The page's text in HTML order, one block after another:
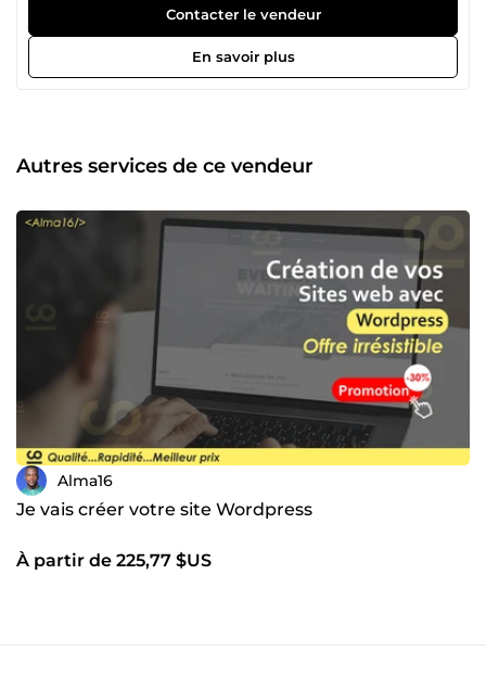
résultat de qualité qui répondra à vos attentes et à celles
de vos clients. N'hésitez pas à me contacter pour discuter
Contacter le vendeur
En savoir plus
Autres services de ce vendeur
Alma16
Je vais créer votre site Wordpress
À partir de 225,77 $US